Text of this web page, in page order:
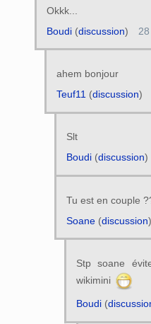
Okkk...
Boudi(discussion)
ahem bonjour
Teuf11 (discussion)
Slt
Boudi(discussion)
Tu est en couple
Soane(discussion)
Stp soane
wikimini
Boudi(